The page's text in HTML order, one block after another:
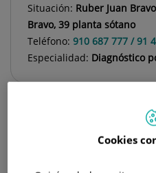
Situación: Ruber Juan
Bravo, 39 planta sótano
Teléfono: 910 687 777 / 91
Especialidad: Diagnóstico
DescripciónCookies